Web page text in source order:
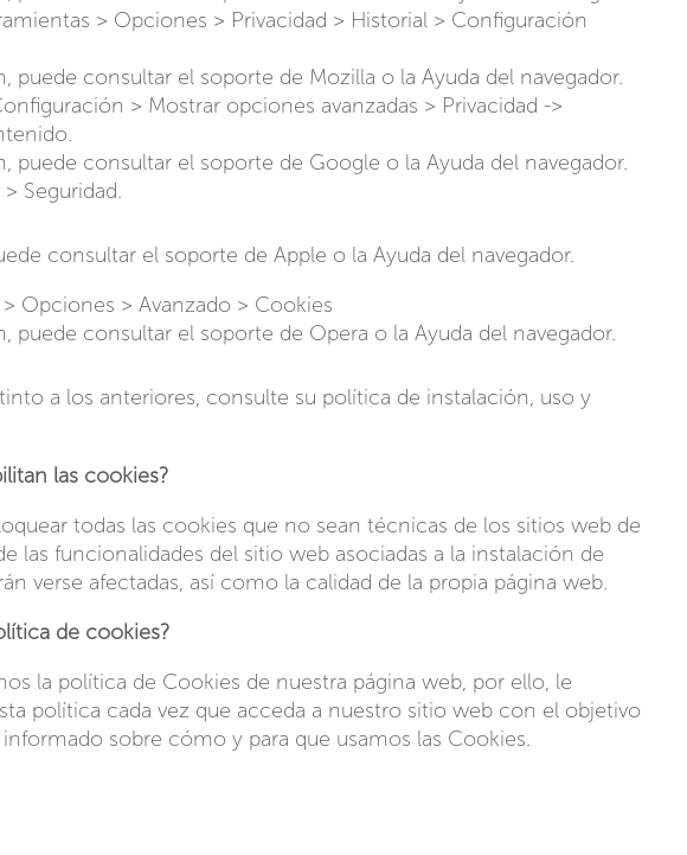
> Opciones > Privacidad > Historial > Configuración
puede consultar el soporte de Mozilla o la Ayuda del navegador.
> Mostrar opciones avanzadas > Privacidad ->
puede consultar el soporte de Google o la Ayuda del navegador.
Seguridad.
consultar el soporte de Apple o la Ayuda del navegador.
Opciones > Avanzado > Cookies
puede consultar el soporte de Opera o la Ayuda del navegador.
a los anteriores, consulte su política de instalación, uso y
las cookies?
todas las cookies que no sean técnicas de los sitios web de
las funcionalidades del sitio web asociadas a la instalación de
verse afectadas, así como la calidad de la propia página web.
de cookies?
la política de Cookies de nuestra página web, por ello, le
política cada vez que acceda a nuestro sitio web con el objetivo
sobre cómo y para que usamos las Cookies.